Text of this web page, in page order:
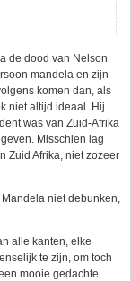
de dood van Nelson
mandela en zijn
komen dan, als
niet altijd ideaal. Hij
was van Zuid-Afrika
Misschien lag
Zuid Afrika, niet zozeer
niet debunken,
alle kanten, elke
te zijn, om toch
mooie gedachte.